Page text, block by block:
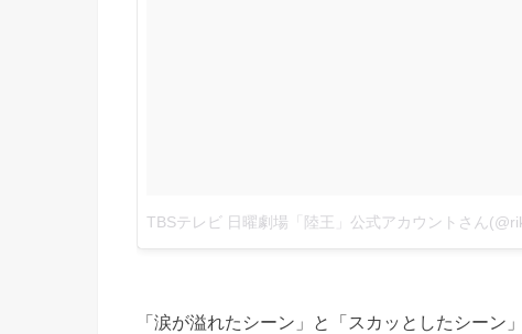
「涙が溢れたシーン」と「スカッとしたシー